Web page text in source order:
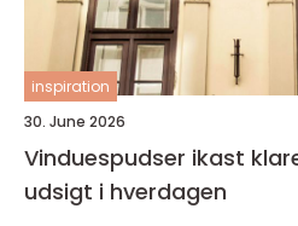
inspiration
30. June 2026
Vinduespudser ikast klare ruder og bedre
udsigt i hverdagen